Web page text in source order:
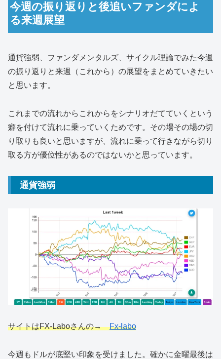
今週の振り返りと後追いファンダによ
る来週展望
通貨強弱、ファンダメンタルズ、サイクル理論でみた今週
の振り返りと来週（これから）の展望をまとめていきたい
と思います。
これまでの流れからこれからをシナリオだてていくという
癖を付けて流れに乗っていくためです。その場その場の切
り取りも良いと思いますが、流れに乗って行きながら切り
取る方が優位性があるのではないかと思っています。
通貨強弱
サイトはFX-Laboさんの→Fx-labo
今週もドルが底堅い印象を受けました。確かに金曜最後は